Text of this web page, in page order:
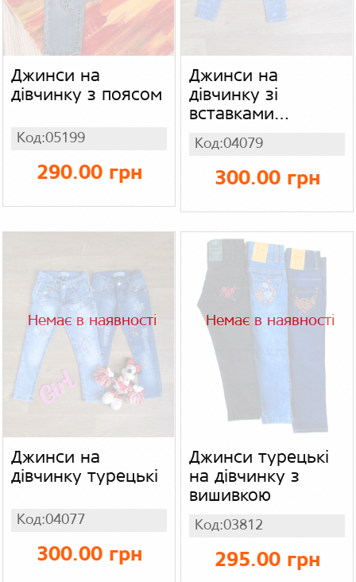
Джинси на
дівчинку з поясом
Код:05199
290.00 грн
Джинси на
дівчинку зі
вставками
турецькі Casi
Код:04079
300.00 грн
Немає в наявності
Джинси на
дівчинку турецькі
Код:04077
300.00 грн
Немає в наявності
Джинси турецькі
на дівчинку з
вишивкою
Код:03812
295.00 грн